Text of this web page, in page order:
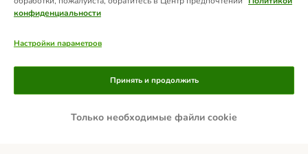
Способы оплаты
ПРЕДОПЛАТА
конфиденциальности
Настройки параметров
Только необходимые файли cookie
Принять и продолжить